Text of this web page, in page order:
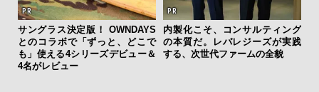
サングラス決定版！ OWNDAYS
とのコラボで「ずっと、どこで
も」使える4シリーズデビュー＆
4名がレビュー
内製化こそ、コンサルティング
の本質だ。レバレジーズが実践
する、次世代ファームの全貌